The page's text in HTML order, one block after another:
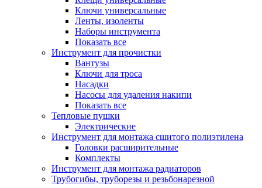
Ключи универсальные
Ленты, изоленты
Наборы инструмента
Показать все
Инструмент для прочистки
Вантузы
Ключи для троса
Насадки
Насосы для удаления накипи
Показать все
Тепловые пушки
Электрические
Инструмент для монтажа сшитого полиэтилена
Головки расширительные
Комплекты
Инструмент для монтажа радиаторов
Трубогибы, труборезы и резьбонарезной